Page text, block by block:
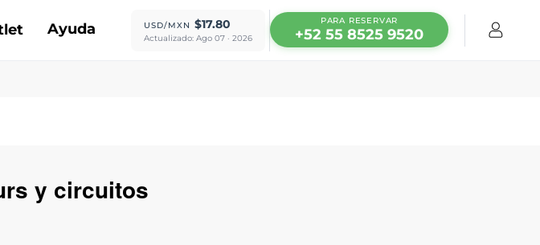
Ayuda USD/MXN $17.80
Actualizado: Ago 07 · 2026
PARA RESERVAR
+52 55 8525 9520
y circuitos